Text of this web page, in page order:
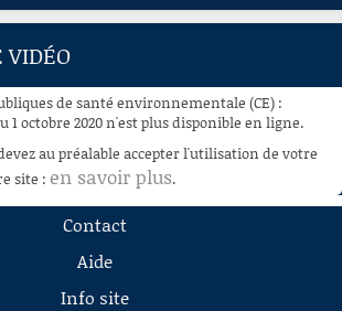
VIDÉO
de santé environnementale (CE) :
1 octobre 2020 n'est plus disponible en ligne.
au préalable accepter l'utilisation de votre
site : en savoir plus.
Contact
Aide
Info site